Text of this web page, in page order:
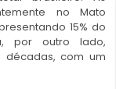
no Mato
15% do
por outro lado,
décadas, com um